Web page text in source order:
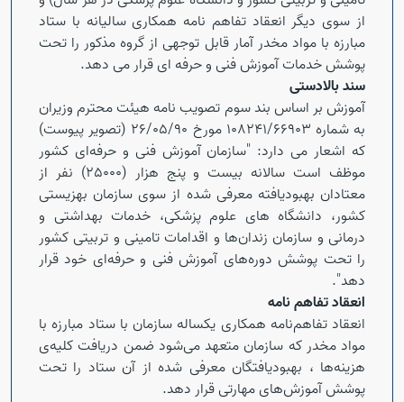
از سوی دیگر انعقاد تفاهم نامه همکاری سالیانه با ستاد
مبارزه با مواد مخدر آمار قابل توجهی از گروه مذکور را تحت
پوشش خدمات آموزش فنی و حرفه ای قرار می دهد.
سند بالادستی
آموزش بر اساس بند سوم تصویب نامه هیئت محترم وزیران
به شماره 108241/66903 مورخ 26/05/90 (تصویر پیوست)
که اشعار می دارد: "سازمان آموزش فنی و حرفه‌ای کشور
موظف است سالانه بیست و پنج هزار (25000) نفر از
معتادان بهبود‌یافته معرفی شده از سوی سازمان بهزیستی
کشور، دانشگاه های علوم پزشکی، خدمات بهداشتی و
درمانی و سازمان زندان‌ها و اقدامات تامینی و تربیتی کشور
را تحت پوشش دوره‌های آموزش فنی و حرفه‌ای خود قرار
دهد".
انعقاد تفاهم نامه
انعقاد تفاهم‌نامه همکاری یکساله سازمان با ستاد مبارزه با
مواد مخدر که سازمان متعهد می‌شود ضمن دریافت کلیه‌ی
هزینه‌ها ، بهبودیافتگان معرفی شده از آن ستاد را تحت
پوشش آموزش‌های مهارتی قرار دهد.